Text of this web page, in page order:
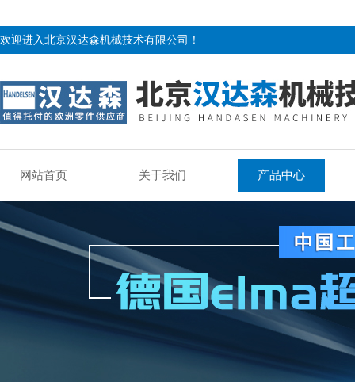
欢迎进入北京汉达森机械技术有限公司！
网站首页 关于我们 产品中心